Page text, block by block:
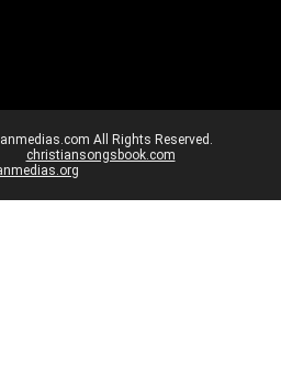
All Rights Reserved.
christiansongsbook.com